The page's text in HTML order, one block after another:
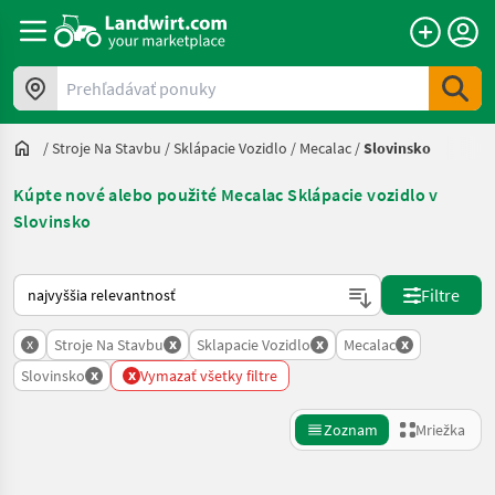
Prehľadávať ponuky
/Stroje Na Stavbu /Sklápacie Vozidlo / Mecalac /Slovinsko
Kúpte nové alebo použité Mecalac Sklápacie vozidlo v
Slovinsko
Takto sa vykonáva triedenie na Landwirt.com
Filtre
x Stroje Na Stavbu x Sklapacie Vozidlo x Mecalac x
Slovinsko x x Vymazať všetky filtre
Zoznam Mriežka